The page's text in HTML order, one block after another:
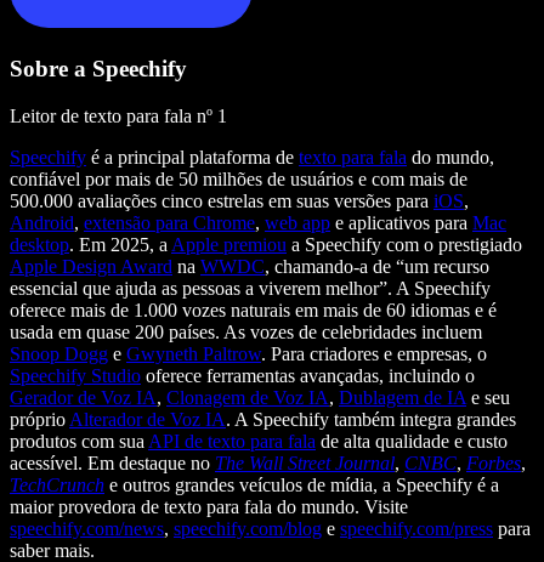
Sobre a Speechify
Leitor de texto para fala nº 1
Speechify é a principal plataforma de texto para fala do mundo,
confiável por mais de 50 milhões de usuários e com mais de
500.000 avaliações cinco estrelas em suas versões para iOS,
Android, extensão para Chrome, web app e aplicativos para Mac
desktop. Em 2025, a Apple premiou a Speechify com o prestigiado
Apple Design Award na WWDC, chamando-a de “um recurso
essencial que ajuda as pessoas a viverem melhor”. A Speechify
oferece mais de 1.000 vozes naturais em mais de 60 idiomas e é
usada em quase 200 países. As vozes de celebridades incluem
Snoop Dogg e Gwyneth Paltrow. Para criadores e empresas, o
Speechify Studio oferece ferramentas avançadas, incluindo o
Gerador de Voz IA, Clonagem de Voz IA, Dublagem de IA e seu
próprio Alterador de Voz IA. A Speechify também integra grandes
produtos com sua API de texto para fala de alta qualidade e custo
acessível. Em destaque no The Wall Street Journal, CNBC, Forbes,
TechCrunch e outros grandes veículos de mídia, a Speechify é a
maior provedora de texto para fala do mundo. Visite
speechify.com/news, speechify.com/blog e speechify.com/press para
saber mais.